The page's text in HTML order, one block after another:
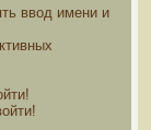
ввод имени и